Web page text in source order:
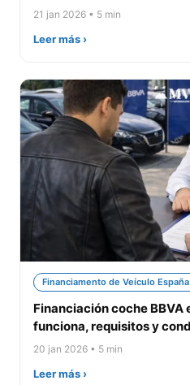
21 jan 2026 • 5 min
Leer más ›
Financiamento de Veículo España
Financiación coche BBVA
funciona, requisitos y
20 jan 2026 • 5 min
Leer más ›